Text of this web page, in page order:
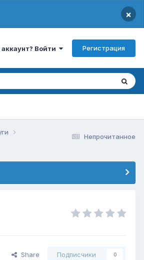
×
Войти Регистрация
Непрочитанное
Share Подписчики 0